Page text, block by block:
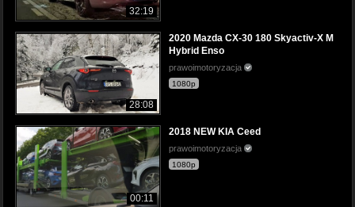
32:19
28:08
2020 Mazda CX-30 180 Skyactiv-X M
Hybrid Enso
prawoimotoryzacja
1080p
00:11
2018 NEW KIA Ceed
prawoimotoryzacja
1080p